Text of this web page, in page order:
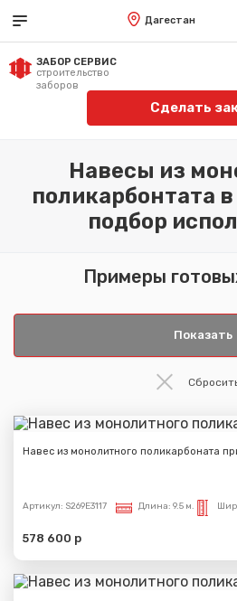
Дагестан
ЗАБОР СЕРВИС
строительство
заборов
Сделать
Навесы из
поликарбонтата
подбор
Примеры
Навес из монолитного поликарбоната
Артикул: S269E3117 Длина: 9.5 м.
578 600 р